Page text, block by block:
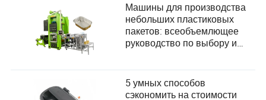
Машины для производства
небольших пластиковых
пакетов: всеобъемлющее
руководство по выбору и
потребностей пользователей
5 умных способов
сэкономить на стоимости